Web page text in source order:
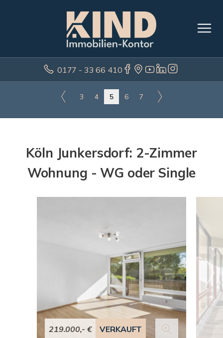
0177 - 33 66 410
3 4 5 6 7
Köln Junkersdorf: 2-Zimmer
Wohnung - WG oder Single
219.000,- € VERKAUFT